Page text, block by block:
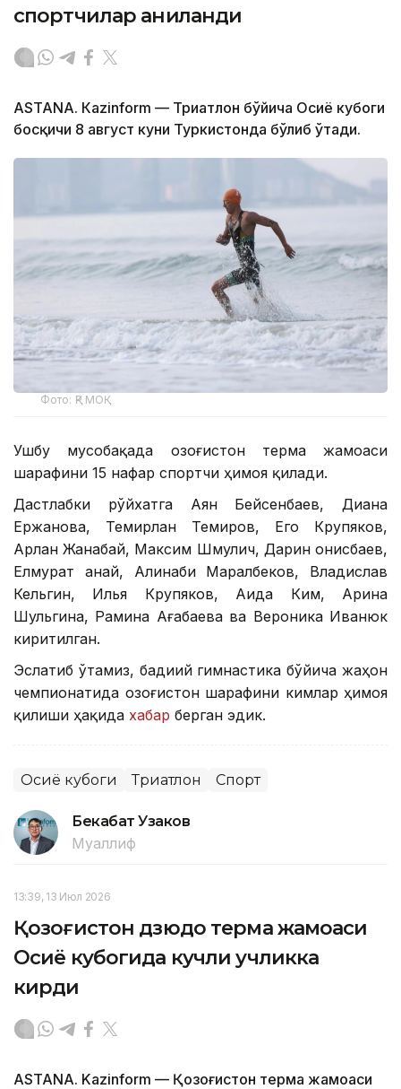
спортчилар аниқланди
ASTANА. Кazinform — Триатлон бўйича Осиё кубоги
босқичи 8 август куни Туркистонда бўлиб ўтади.
Фото: ҚР МОҚ
Ушбу мусобақада Қозоғистон терма жамоаси
шарафини 15 нафар спортчи ҳимоя қилади.
Дастлабки рўйхатга Аян Бейсенбаев, Диана
Ержанова, Темирлан Темиров, Его Крупяков,
Арлан Жанабай, Максим Шмулич, Дарин Қонисбаев,
Елмурат Қанай, Алинаби Маралбеков, Владислав
Кельгин, Илья Крупяков, Аида Ким, Арина
Шульгина, Рамина Ағабаева ва Вероника Иванюк
киритилган.
Эслатиб ўтамиз, бадиий гимнастика бўйича жаҳон
чемпионатида Қозоғистон шарафини кимлар ҳимоя
қилиши ҳақида хабар берган эдик.
Осиё кубоги Триатлон Спорт
Бекабат Узаков
Муаллиф
13:39, 13 Июл 2026
Қозоғистон дзюдо терма жамоаси
Осиё кубогида кучли учликка
кирди
ASTANA. Kazinform — Қозоғистон терма жамоаси